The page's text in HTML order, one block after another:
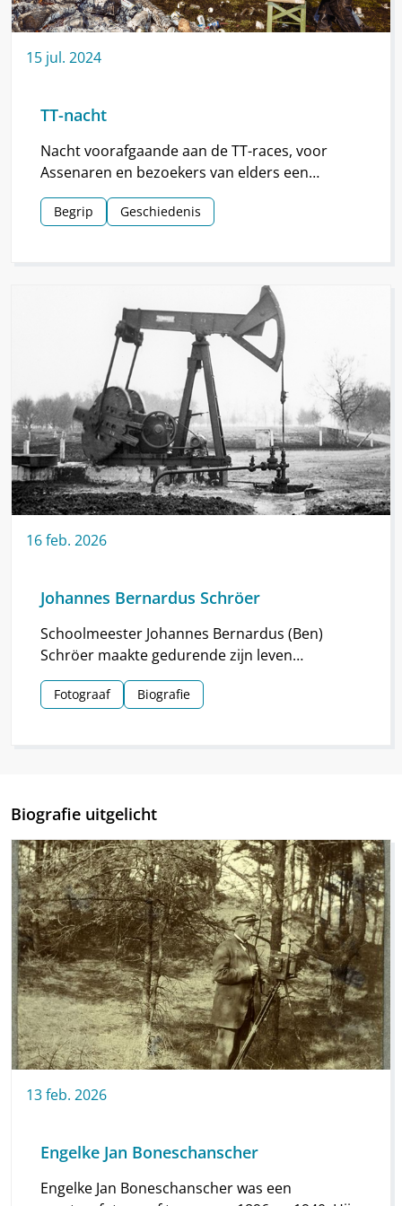
15 jul. 2024
TT-nacht
Nacht voorafgaande aan de TT-races, voor
Assenaren en bezoekers van elders een
hoogtepunt van de TT.
Begrip Geschiedenis
16feb. 2026
Johannes Bernardus Schröer
Schoolmeester Johannes Bernardus (Ben)
Schröer maakte gedurende zijn leven
haarscherpe foto’s in en om Nieuw-
Schoonebeek.
Fotograaf Biografie
Biografie uitgelicht
13feb. 2026
Engelke Jan Boneschanscher
Engelke Jan Boneschanscher was een